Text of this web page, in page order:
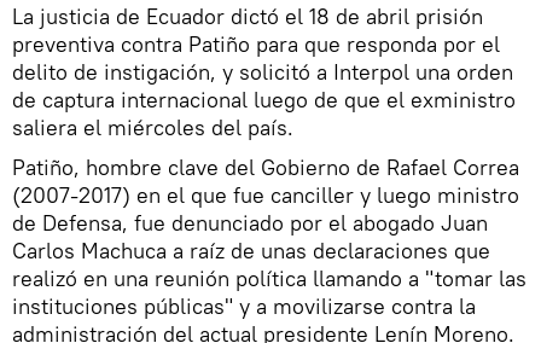
La justicia de Ecuador dictó el 18 de abril prisión
preventiva contra Patiño para que responda por el
delito de instigación, y solicitó a Interpol una orden
de captura internacional luego de que el exministro
saliera el miércoles del país.
Patiño, hombre clave del Gobierno de Rafael Correa
(2007-2017) en el que fue canciller y luego ministro
de Defensa, fue denunciado por el abogado Juan
Carlos Machuca a raíz de unas declaraciones que
realizó en una reunión política llamando a "tomar las
instituciones públicas" y a movilizarse contra la
administración del actual presidente Lenín Moreno.